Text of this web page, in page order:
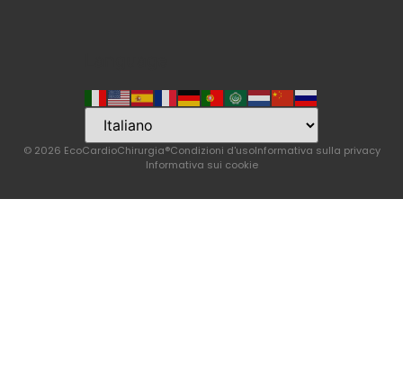
© 2026 EcoCardioChirurgia®Condizioni d'usoInformativa sulla privacy
Informativa sui cookie